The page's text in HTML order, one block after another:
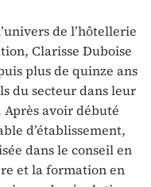
de l’hôtellerie
Clarisse Duboise
plus de quinze ans
du secteur dans leur
avoir débuté
d’établissement,
dans le conseil en
et la formation en